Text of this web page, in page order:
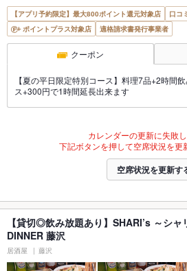
【アプリ予約限定】最大800ポイント還元対象店
口コ
ポイントプラス対象店
適格請求書発行事業者
クーポン
【夏の平日限定特別コース】料理7品+2時間
ス+300円で1時間延長出来ます
カレンダーの更新に失敗し
下記ボタンを押して空席状況を更
空席状況を更新す
【貸切◎飲み放題あり】SHARI’s ～シャ
DINNER 藤沢
居酒屋 藤沢